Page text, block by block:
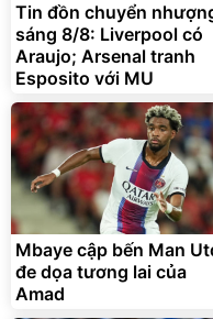
Tin đồn chuyển
sáng 8/8: Liverpool có
Araujo; Arsenal tranh
Esposito với MU
Mbaye cập bến Man
đe dọa tương lai của
Amad